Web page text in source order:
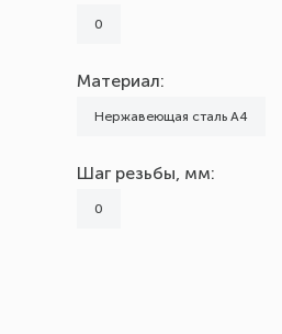
0
Материал:
Нержавеющая сталь А4
Шаг резьбы, мм:
0